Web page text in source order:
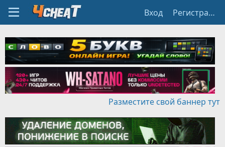
Вход Регистрация
Разместите свой баннер тут